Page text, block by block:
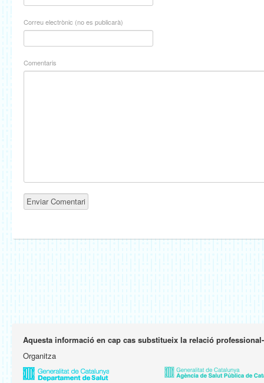
Correu electrònic (no es publicarà)
Comentaris
Aquesta informació en cap cas substitueix la relació
Organitza